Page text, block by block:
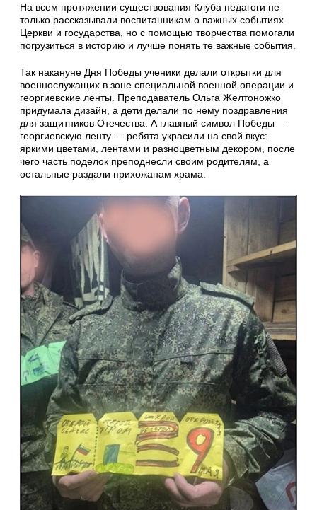
На всем протяжении существования Клуба педагоги не
только рассказывали воспитанникам о важных событиях
Церкви и государства, но с помощью творчества помогали
погрузиться в историю и лучше понять те важные события.
Так накануне Дня Победы ученики делали открытки для
военнослужащих в зоне специальной военной операции и
георгиевские ленты. Преподаватель Ольга Желтоножко
придумала дизайн, а дети делали по нему поздравления
для защитников Отечества. А главный символ Победы —
георгиевскую ленту — ребята украсили на свой вкус:
яркими цветами, лентами и разноцветным декором, после
чего часть поделок преподнесли своим родителям, а
остальные раздали прихожанам храма.